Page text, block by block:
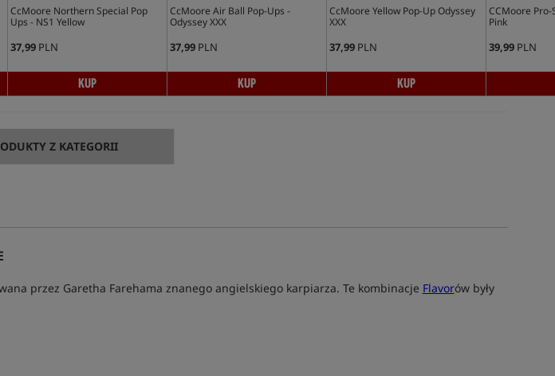
CcMoore Northern Special Pop
Ups - NS1 Yellow
37,99PLN
KUP
CcMoore Air Ball Pop-Ups -
Odyssey XXX
37,99PLN
KUP
CcMoore Yellow Pop-Up Odyssey
XXX
37,99PLN
KUP
CCMoore Pro-
Pink
39,99PLN
Z KATEGORII
przez Garetha Farehama znanego angielskiego karpiarza. Te kombinacje Flavorów były